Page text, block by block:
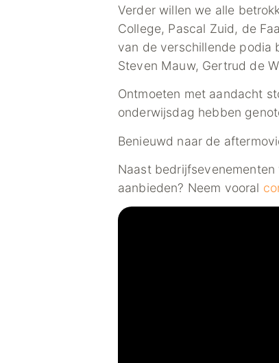
Verder willen we alle
College, Pascal Zuid, de
van de verschillende podia
Steven Mauw, Gertrud de
Ontmoeten met aandacht
onderwijsdag hebben
Benieuwd naar de
Naast
aanbieden? Neem vooral